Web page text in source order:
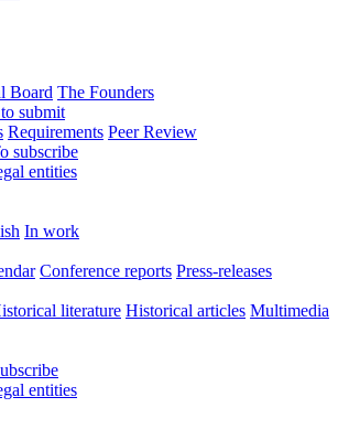
Board The Founders
submit
Requirements Peer Review
subscribe
entities
In work
Conference reports Press-releases
literature Historical articles Multimedia
entities